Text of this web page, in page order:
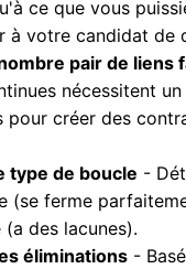
ce que vous
à votre candidat de
pair de liens
nécessitent
pour créer des
type de boucle -
(se ferme
des lacunes).
éliminations -